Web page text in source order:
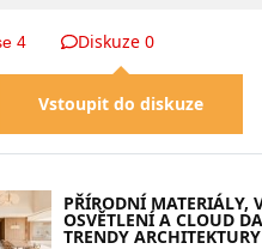
Diskuze 0
Vstoupit do diskuze
PŘÍRODNÍ MATERIÁLY,
OSVĚTLENÍ A CLOUD
TRENDY